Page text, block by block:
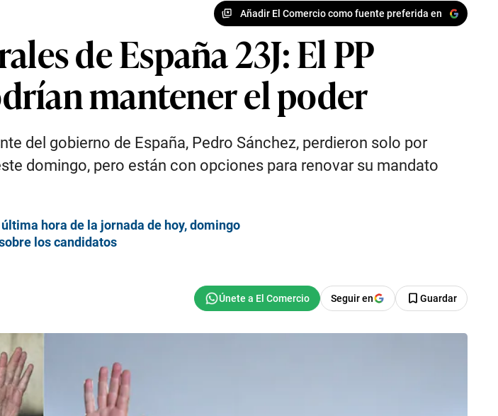
Añadir El Comercio como fuente preferida en
de España 23J: El PP
mantener el poder
del gobierno de España, Pedro Sánchez, perdieron solo por
domingo, pero están con opciones para renovar su mandato
hora de la jornada de hoy, domingo
los candidatos
Seguir en Guardar